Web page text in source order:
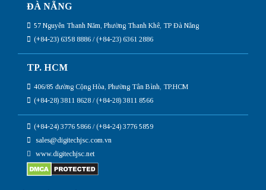
ĐÀ NẴNG
57 Nguyễn Thanh Năm, Phường Thanh Khê, TP Đà Nẵng
(+84-23) 6358 8886 / (+84-23) 6361 2886
TP. HCM
406/85 đường Cộng Hòa, Phường Tân Bình, TP.HCM
(+84-28) 3811 8628 / (+84-28) 3811 8566
(+84-24) 3776 5866 / (+84-24) 3776 5859
sales@digitechjsc.com.vn
www.digitechjsc.net